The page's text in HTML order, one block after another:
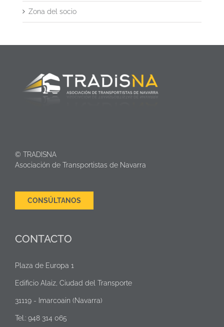
Zona del socio
© TRADISNA
Asociación de Transportistas de Navarra
CONSÚLTANOS
CONTACTO
Plaza de Europa 1
Edificio Alaiz, Ciudad del Transporte
31119 - Imarcoain (Navarra)
Tel.: 948 314 065